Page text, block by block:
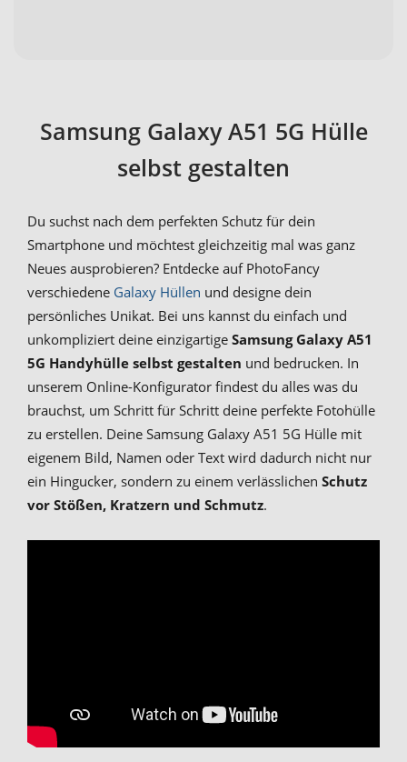
Samsung Galaxy A51 5G Hülle
selbst gestalten
Du suchst nach dem perfekten Schutz für dein
Smartphone und möchtest gleichzeitig mal was ganz
Neues ausprobieren? Entdecke auf PhotoFancy
verschiedene Galaxy Hüllen und designe dein
persönliches Unikat. Bei uns kannst du einfach und
unkompliziert deine einzigartige Samsung Galaxy A51
5G Handyhülle selbst gestalten und bedrucken. In
unserem Online-Konfigurator findest du alles was du
brauchst, um Schritt für Schritt deine perfekte Fotohülle
zu erstellen. Deine Samsung Galaxy A51 5G Hülle mit
eigenem Bild, Namen oder Text wird dadurch nicht nur
ein Hingucker, sondern zu einem verlässlichen Schutz
vor Stößen, Kratzern und Schmutz.